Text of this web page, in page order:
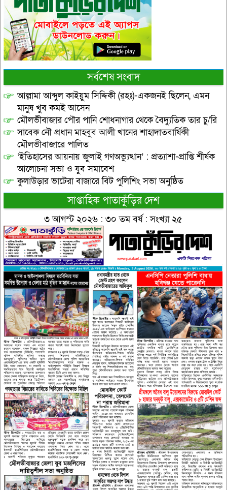
সর্বশেষ সংবাদ
আল্লামা আব্দুল কাইয়ুম সিদ্দিকী (রহঃ)-একজনই ছিলেন, এমন
মানুষ খুব কমই আসেন
মৌলভীবাজার পৌর পানি শোধনাগার থেকে বৈদ্যুতিক তার চু/রি
সাবেক নৌ প্রধান মাহবুব আলী খানের শাহাদাতবার্ষিকী
মৌলভীবাজারে পালিত
‘ইতিহাসের আয়নায় জুলাই গণঅভ্যুত্থান’ : প্রত্যাশা-প্রাপ্তি শীর্ষক
আলোচনা সভা ও যুব সমাবেশ
কুলাউড়ার ভাটেরা বাজারে বিট পুলিশিং সভা অনুষ্ঠিত
সাপ্তাহিক পাতাকুঁড়ির দেশ
৩ আগস্ট ২০২৬ : ৩০ তম বর্ষ : সংখ্যা ২৫